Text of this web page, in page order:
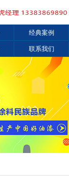
经典案例
联系我们